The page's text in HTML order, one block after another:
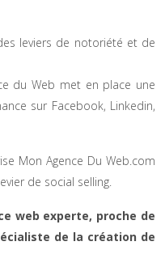
leviers de notoriété et de
du Web met en place une
sur Facebook, Linkedin,
Mon Agence Du Web.com
de social selling.
web experte, proche de
de la création de